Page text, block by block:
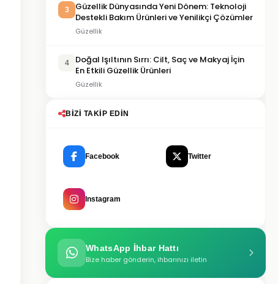
3
Güzellik Dünyasında Yeni Dönem: Teknoloji
Destekli Bakım Ürünleri ve Yenilikçi Çözümler
Güzellik
4
Doğal Işıltının Sırrı: Cilt, Saç ve Makyaj İçin
En Etkili Güzellik Ürünleri
Güzellik
BIZI TAKIP EDIN
Facebook Twitter
Instagram
WhatsApp İhbar Hattı
Bize haber gönderin, ihbarınızı iletin